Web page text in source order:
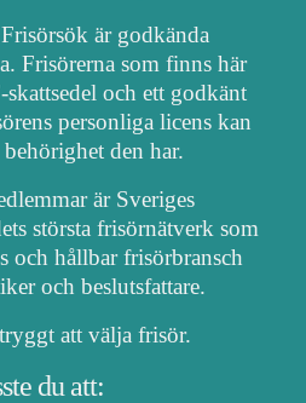
är godkända
Frisörerna som finns här
och ett godkänt
personliga licens kan
den har.
är Sveriges
största frisörnätverk som
och hållbar frisörbransch
och beslutsfattare.
att välja frisör.
du att: